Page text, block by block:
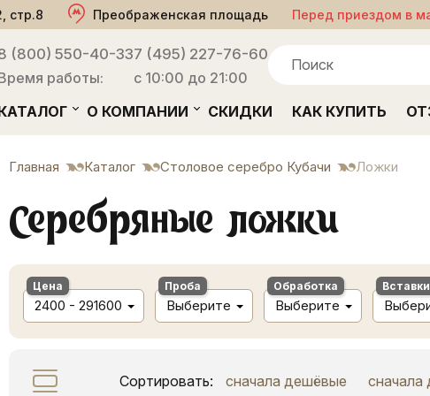
стр.8 Преображенская площадь Перед приездом в
(800) 550-40-33
работы:
7 (495) 227-76-60
с 10:00 до 21:00
О КОМПАНИИ СКИДКИ КАК КУПИТЬ
Главная Каталог Столовое серебро Кубачи Ложки
Серебряные ложки
Цена
2400 - 291600
Проба
Выберите
Обработка
Выберите
Вставки
Сортировать: сначала дешёвые сначала